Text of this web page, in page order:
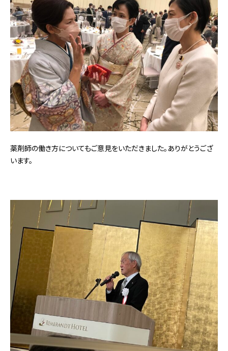
薬剤師の働き方についてもご意見をいただきました。ありがとうござ
います。